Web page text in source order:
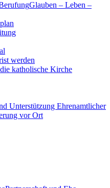
Glauben – Leben –
werden
katholische Kirche
Unterstützung Ehrenamtlicher
vor Ort